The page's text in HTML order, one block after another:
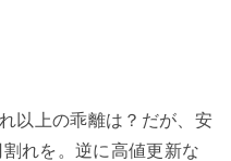
以上の乖離は？だが、安
れを。逆に高値更新な